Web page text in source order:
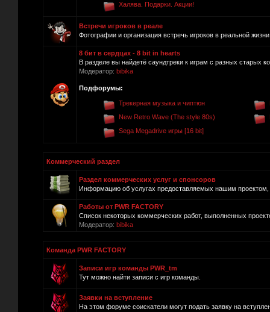
Халява. Подарки. Акции!
Встречи игроков в реале
Фотографии и организация встречь игроков в реальной
8 бит в сердцах - 8 bit in hearts
В разделе вы найдетё саундтреки к играм с разных старых
Модератор: bibika
Подфорумы:
Трекерная музыка и чиптюн
New Retro Wave (The style 80s)
Sega Megadrive игры [16 bit]
Коммерческий раздел
Раздел коммерческих услуг и спонсоров
Информацию об услугах предоставляемых нашим
Работы от PWR FACTORY
Список некоторых коммерческих работ, выполненных
Модератор: bibika
Команда PWR FACTORY
Записи игр команды PWR_tm
Тут можно найти записи с игр команды.
Заявки на вступление
На этом форуме соискатели могут подать заявку на